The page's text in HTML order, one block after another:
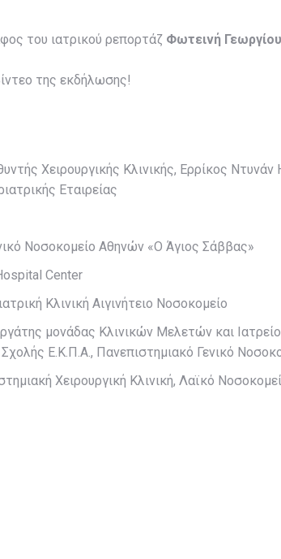
του ιατρικού ρεπορτάζ Φωτεινή Γεωργίου
της εκδήλωσης!
Χειρουργικής Κλινικής, Ερρίκος
Εταιρείας
Νοσοκομείο Αθηνών «Ο Άγιος Σάββας»
Center
Κλινική Αιγινήτειο Νοσοκομείο
μονάδας Κλινικών Μελετών και
Ε.Κ.Π.Α., Πανεπιστημιακό Γενικό
Χειρουργική Κλινική, Λαϊκό